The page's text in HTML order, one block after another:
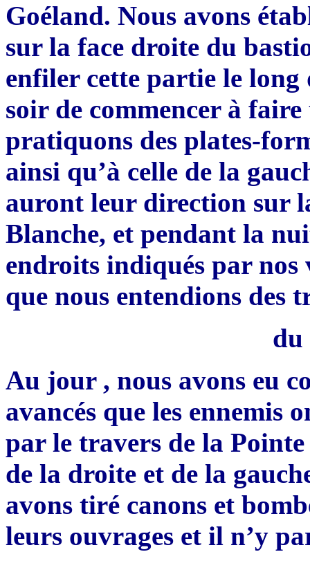
Goéland. Nous avons
sur la face droite du
enfiler cette partie le long
soir de commencer à
pratiquons des plates-
ainsi qu’à celle de la
auront leur direction sur
Blanche, et pendant la
endroits indiqués par
que nous entendions des
Au jour , nous avons eu
avancés que les
par le travers de la Pointe
de la droite et de la
avons tiré canons et
leurs ouvrages et il n’y